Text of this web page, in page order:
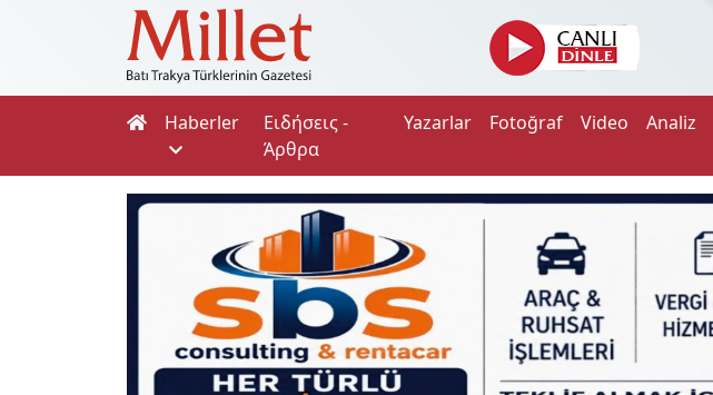
Haberler
Ειδήσεις -
Άρθρα
Yazarlar Fotoğraf Video Analiz